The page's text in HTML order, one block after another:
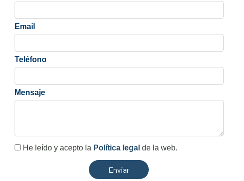
Email
Teléfono
Mensaje
He leído y acepto la Política legal de la web.